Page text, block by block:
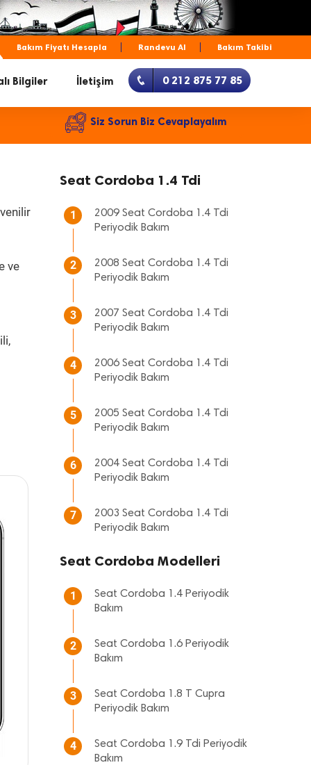
Bakım Fiyatı Hesapla Randevu Al Bakım Takibi
Bilgiler İletişim 0 212 875 77 85
Siz Sorun Biz Cevaplayalım
ve
Seat Cordoba 1.4 Tdi
1
2009 Seat Cordoba 1.4 Tdi
Periyodik Bakım
2
2008 Seat Cordoba 1.4 Tdi
Periyodik Bakım
3
2007 Seat Cordoba 1.4 Tdi
Periyodik Bakım
4
2006 Seat Cordoba 1.4 Tdi
Periyodik Bakım
5
2005 Seat Cordoba 1.4 Tdi
Periyodik Bakım
6
2004 Seat Cordoba 1.4 Tdi
Periyodik Bakım
7
2003 Seat Cordoba 1.4 Tdi
Periyodik Bakım
Seat Cordoba Modelleri
1
Seat Cordoba 1.4 Periyodik
Bakım
2
Seat Cordoba 1.6 Periyodik
Bakım
3
Seat Cordoba 1.8 T Cupra
Periyodik Bakım
4
Seat Cordoba 1.9 Tdi Periyodik
Bakım